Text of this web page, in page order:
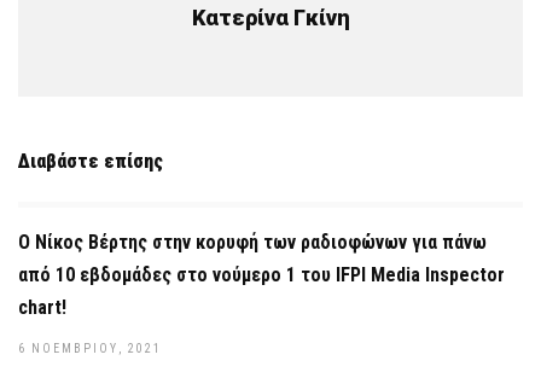
Κατερίνα Γκίνη
Διαβάστε επίσης
Ο Νίκος Βέρτης στην κορυφή των ραδιοφώνων για πάνω
από 10 εβδομάδες στο νούμερο 1 του IFPI Media Inspector
chart!
6 ΝΟΕΜΒΡΊΟΥ, 2021